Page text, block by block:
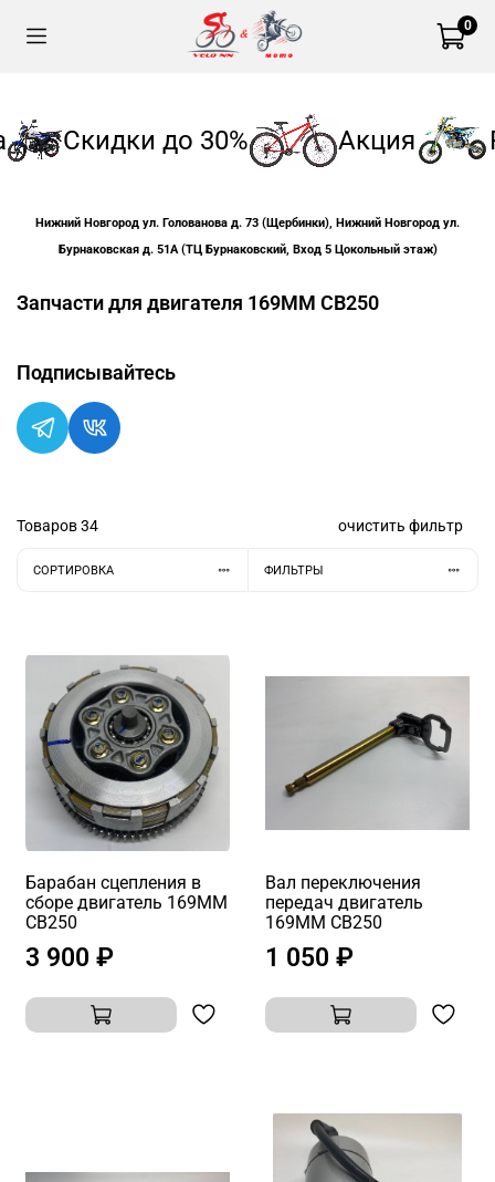
0
Скидки до 30% Акция
Нижний Новгород ул. Голованова д. 73 (Щербинки), Нижний Новгород ул.
Бурнаковская д. 51А (ТЦ Бурнаковский, Вход 5 Цокольный этаж)
Запчасти для двигателя 169MM CB250
Товаров34 очистить фильтр
СОРТИРОВКА ФИЛЬТРЫ
Барабан сцепления в
сборе двигатель 169MM
CB250
3 900 ₽
Вал переключения
передач двигатель
169MM CB250
1 050 ₽
Подписывайтесь